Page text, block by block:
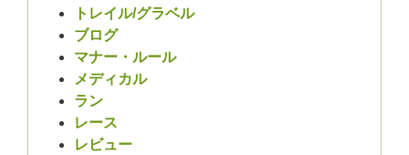
トレイル/グラベル
ブログ
マナー・ルール
メディカル
ラン
レース
レビュー